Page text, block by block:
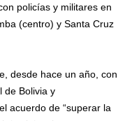
policías y militares en
(centro) y Santa Cruz
desde hace un año, con
de Bolivia y
acuerdo de “superar la